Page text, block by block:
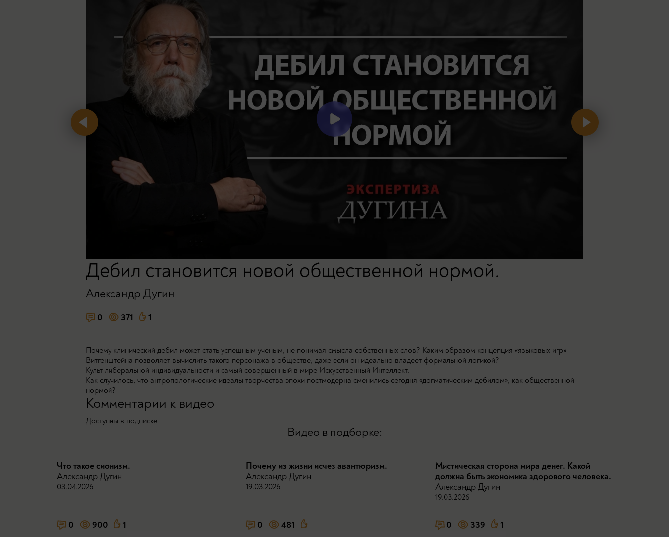
Дeбил становится новой общественной нopмой.
Александр Дугин
0 371 1
Почему клинический дебил может стать успешным ученым, не понимая смысла собственных слов? Каким образом концепция «языковых игр»
Витгенштейна позволяет вычислить такого персонажа в обществе, даже если он идеально владеет формальной логикой?
Культ либеральной индивидуальности и самый совершенный в мире Искусственный Интеллект.
Как случилось, что антропологические идеалы творчества эпохи постмодерна сменились сегодня «догматическим дебилом», как общественной
нормой?
Комментарии к видео
Доступны в подписке
Видео в подборке:
Что такое сионизм.
Александр Дугин
03.04.2026
0 900 1
Почему из жизни исчез авантюризм.
Александр Дугин
19.03.2026
0 481
Мистическая сторона мира денег. Какой
должна быть экономика здорового человека.
Александр Дугин
19.03.2026
0 339 1